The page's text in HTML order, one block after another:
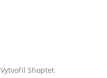
Vytvořil Shoptet